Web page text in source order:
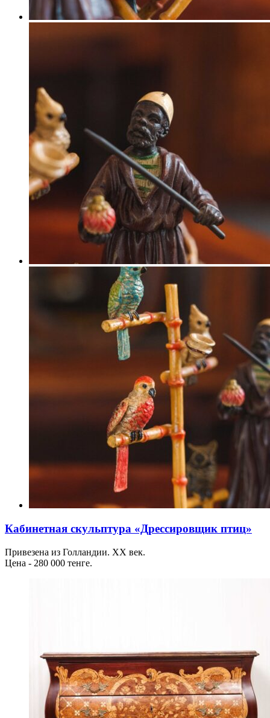
Кабинетная скульптура «Дрессировщик птиц»
Привезена из Голландии. ХХ век.
Цена - 280 000 тенге.